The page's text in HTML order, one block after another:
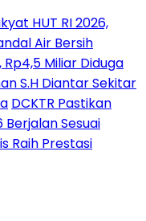
HUT RI 2026,
Air Bersih
Miliar Diduga
S.H Diantar Sekitar
DCKTR Pastikan
Sesuai
Raih Prestasi